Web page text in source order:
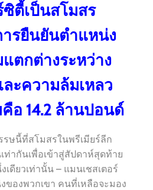
ซิตี้เป็นสโมสร
ารยืนยันตำแหน่ง
ตกต่างระหว่าง
ะความล้มเหลว
อ 14.2 ล้านปอนด์
รษนี้ที่สโมสรในพรีเมียร์ลีก
ท่ากันเพื่อเข้าสู่สัปดาห์สุดท้าย
เดียวเท่านั้น – แมนเชสเตอร์
ของพวกเขา คนที่เหลือจะมอง